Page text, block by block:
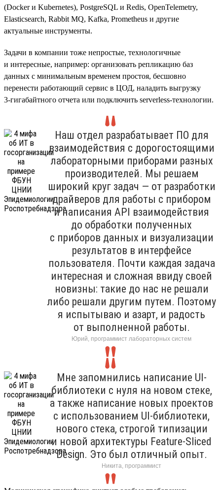
(Docker и Kubernetes), PostgreSQL и Redis, OpenTelemetry,
Elasticsearch, Rabbit MQ, Kafka, Prometheus и другие
актуальные инструменты.
Задачи в компании тоже непростые, технологичные
и интересные, например: организовать репликацию баз
данных с минимальным временем простоя, бесшовно
перенести работающий сервис в ЦОД, наладить выгрузку
3‑гигабайтного отчета или подключить serverless-технологии.
Наш отдел разрабатывает ПО для
взаимодействия с дорогостоящими
лабораторными приборами разных
производителей. Мы решаем
широкий круг задач — от разработки
драйверов для работы с прибором
и написания API взаимодействия
до обработки полученных
с приборов данных и визуализации
результатов в интерфейсе
пользователя. Почти каждая задача
интересная и сложная ввиду своей
новизны: такие до нас не решали
либо решали другим путем. Поэтому
я испытываю и азарт, и радость
от выполненной работы.
Юрий, программист лабораторных систем
Мне запомнились написание UI-
библиотеки с нуля на новом стеке,
а также написание новых проектов
с использованием UI-библиотеки,
нового стека, строгой типизации
и новой архитектуры Feature-Sliced
Design. Это был отличный опыт.
Никита, программист